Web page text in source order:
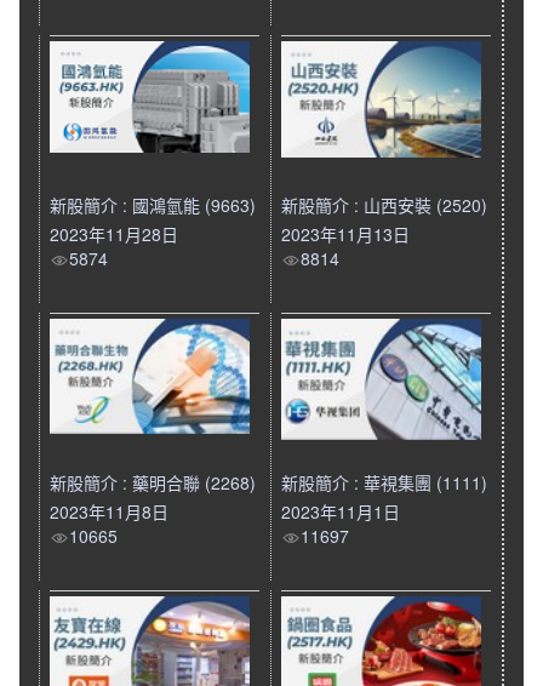
新股簡介 : 國鴻氫能 (9663)
2023年11月28日
5874
新股簡介 : 山西安裝 (2520)
2023年11月13日
8814
新股簡介 : 藥明合聯 (2268)
2023年11月8日
10665
新股簡介 : 華視集團 (1111)
2023年11月1日
11697